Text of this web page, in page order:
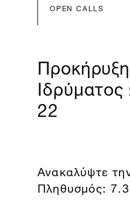
OPEN CALLS
22
Ανακαλύψτε
Πληθυσμός: